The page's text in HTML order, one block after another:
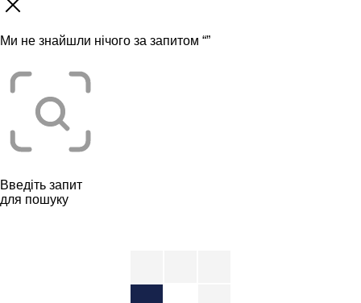
Ми не знайшли нічого за запитом “”
Введіть запит
для пошуку